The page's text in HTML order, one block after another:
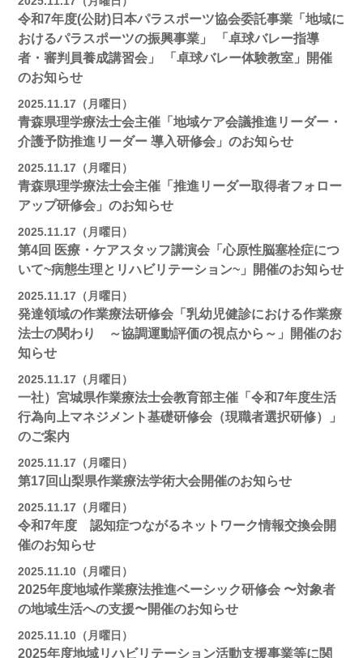
令和7年度(公財)日本パラスポーツ協会委託事業「地域に
おけるパラスポーツの振興事業」 「卓球バレー指導
者・審判員養成講習会」 「卓球バレー体験教室」開催
のお知らせ
2025.11.17（月曜日）
青森県理学療法士会主催「地域ケア会議推進リーダー・
介護予防推進リーダー 導入研修会」のお知らせ
2025.11.17（月曜日）
青森県理学療法士会主催「推進リーダー取得者フォロー
アップ研修会」のお知らせ
2025.11.17（月曜日）
第4回 医療・ケアスタッフ講演会「心原性脳塞栓症につ
いて~病態生理とリハビリテーション~」開催のお知らせ
2025.11.17（月曜日）
発達領域の作業療法研修会「乳幼児健診における作業療
法士の関わり ～協調運動評価の視点から～」開催のお
知らせ
2025.11.17（月曜日）
一社）宮城県作業療法士会教育部主催「令和7年度生活
行為向上マネジメント基礎研修会（現職者選択研修）」
のご案内
2025.11.17（月曜日）
第17回山梨県作業療法学術大会開催のお知らせ
2025.11.17（月曜日）
令和7年度 認知症つながるネットワーク情報交換会開
催のお知らせ
2025.11.10（月曜日）
2025年度地域作業療法推進ベーシック研修会 〜対象者
の地域⽣活への⽀援〜開催のお知らせ
2025.11.10（月曜日）
2025年度地域リハビリテーション活動⽀援事業等に関